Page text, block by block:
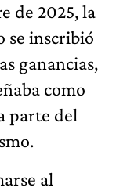
de 2025, la
se inscribió
ganancias,
como
parte del
al